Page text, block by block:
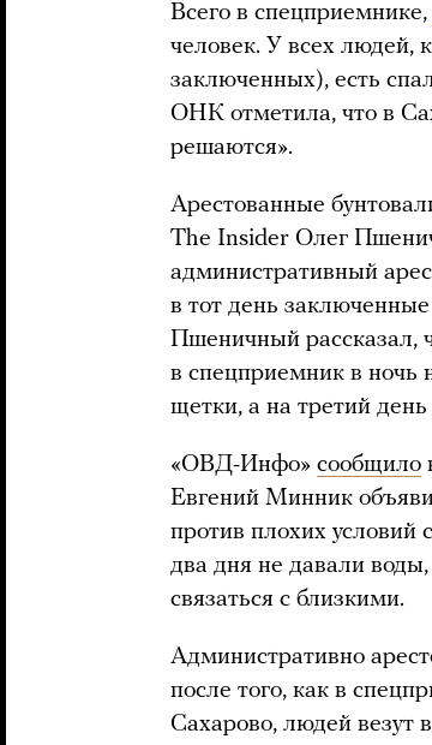
Всего в спецприемнике,
человек. У всех людей,
заключенных), есть
ОНК отметила, что в
решаются».
Арестованные
The Insider Олег
административный
в тот день
Пшеничный рассказал,
в спецприемник в ночь
щетки, а на третий
«ОВД-Инфо» сообщило
Евгений Минник
против плохих условий
два дня не давали
связаться с близкими.
Административно
после того, как в
Сахарово, людей везут